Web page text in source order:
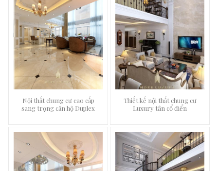
Nội thất chung cư cao cấp
sang trọng căn hộ Duplex
Thiết kế nội thất chung cư
Luxury tân cổ điển